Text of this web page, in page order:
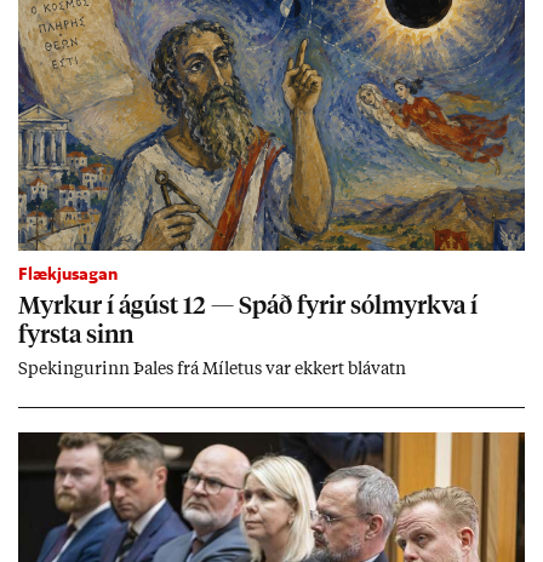
Flækjusagan
Myrk­ur í ág­úst 12 — Spáð fyr­ir sól­myrkva í
fyrsta sinn
Spek­ing­ur­inn Þa­les frá Míletus var ekk­ert blá­vatn